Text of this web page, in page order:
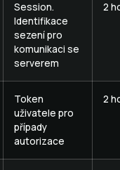
Session.
Identifikace
sezení pro
komunikaci se
serverem
2
Token
uživatele pro
případy
autorizace
2